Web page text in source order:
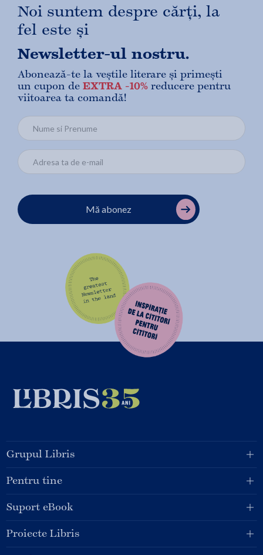
Noi suntem despre cărți, la
fel este și
Newsletter-ul nostru.
Abonează-te la veștile literare și primești
un cupon de EXTRA -10% reducere pentru
viitoarea ta comandă!
Mă abonez
Grupul Libris
Pentru tine
Suport eBook
Proiecte Libris